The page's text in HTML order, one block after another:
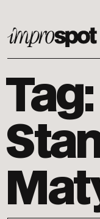
ImproSpot
Tag: